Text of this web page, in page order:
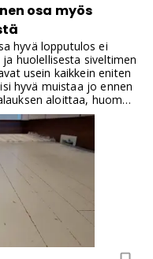
osa myös
hyvä lopputulos ei
huolellisesta siveltimen
usein kaikkein eniten
hyvä muistaa jo ennen
aloittaa, huomaa
puolestaan kuluttaa
käytännön